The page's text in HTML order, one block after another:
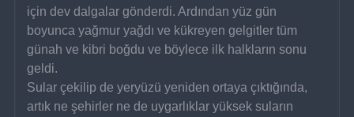
için dev dalgalar gönderdi. Ardından yüz gün
boyunca yağmur yağdı ve kükreyen gelgitler tüm
günah ve kibri boğdu ve böylece ilk halkların sonu
geldi.
Sular çekilip de yeryüzü yeniden ortaya çıktığında,
artık ne şehirler ne de uygarlıklar yüksek suların